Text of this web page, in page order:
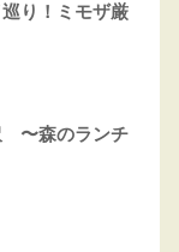
り！ミモザ厳
〜森のランチ